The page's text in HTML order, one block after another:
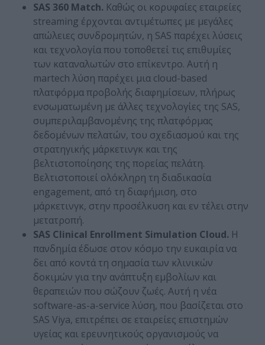
SAS 360 Match. Καθώς οι κορυφαίες εταιρείες
streaming έρχονται αντιμέτωπες με μεγάλες
απώλειες συνδρομητών, η SAS παρέχει λύσεις
και τεχνολογία που τοποθετεί τις επιθυμίες
των καταναλωτών στο επίκεντρο. Αυτή η
martech λύση παρέχει μια cloud-based
πλατφόρμα προβολής διαφημίσεων, πλήρως
ενσωματωμένη με άλλες τεχνολογίες της SAS,
συμπεριλαμβανομένης της πλατφόρμας
δεδομένων πελατών, του σχεδιασμού και της
στρατηγικής μάρκετινγκ και της
βελτιστοποίησης της πορείας πελάτη.
Βελτιστοποιεί ολόκληρη τη διαδικασία
engagement, από τη διαφήμιση, στο
μάρκετινγκ, στην προσέλκυση και εν τέλει στην
μετατροπή.
SAS Clinical Enrollment Simulation Cloud. Η
πανδημία έδωσε στον κόσμο την ευκαιρία να
δει από κοντά τη σημασία των κλινικών
δοκιμών για την ανάπτυξη εμβολίων και
θεραπειών που σώζουν ζωές. Αυτή η νέα
software-as-a-service λύση, που βασίζεται στο
SAS Viya, επιτρέπει σε εταιρείες επιστημών
υγείας και ερευνητικούς οργανισμούς να